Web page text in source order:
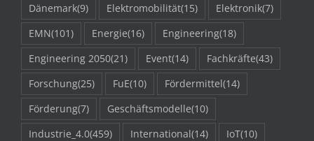
Dänemark(9) Elektromobilität(15) Elektronik(7)
EMN(101) Energie(16) Engineering(18)
Engineering 2050(21) Event(14) Fachkräfte(43)
Forschung(25) FuE(10) Fördermittel(14)
Förderung(7) Geschäftsmodelle(10)
Industrie_4.0(459) International(14) IoT(10)